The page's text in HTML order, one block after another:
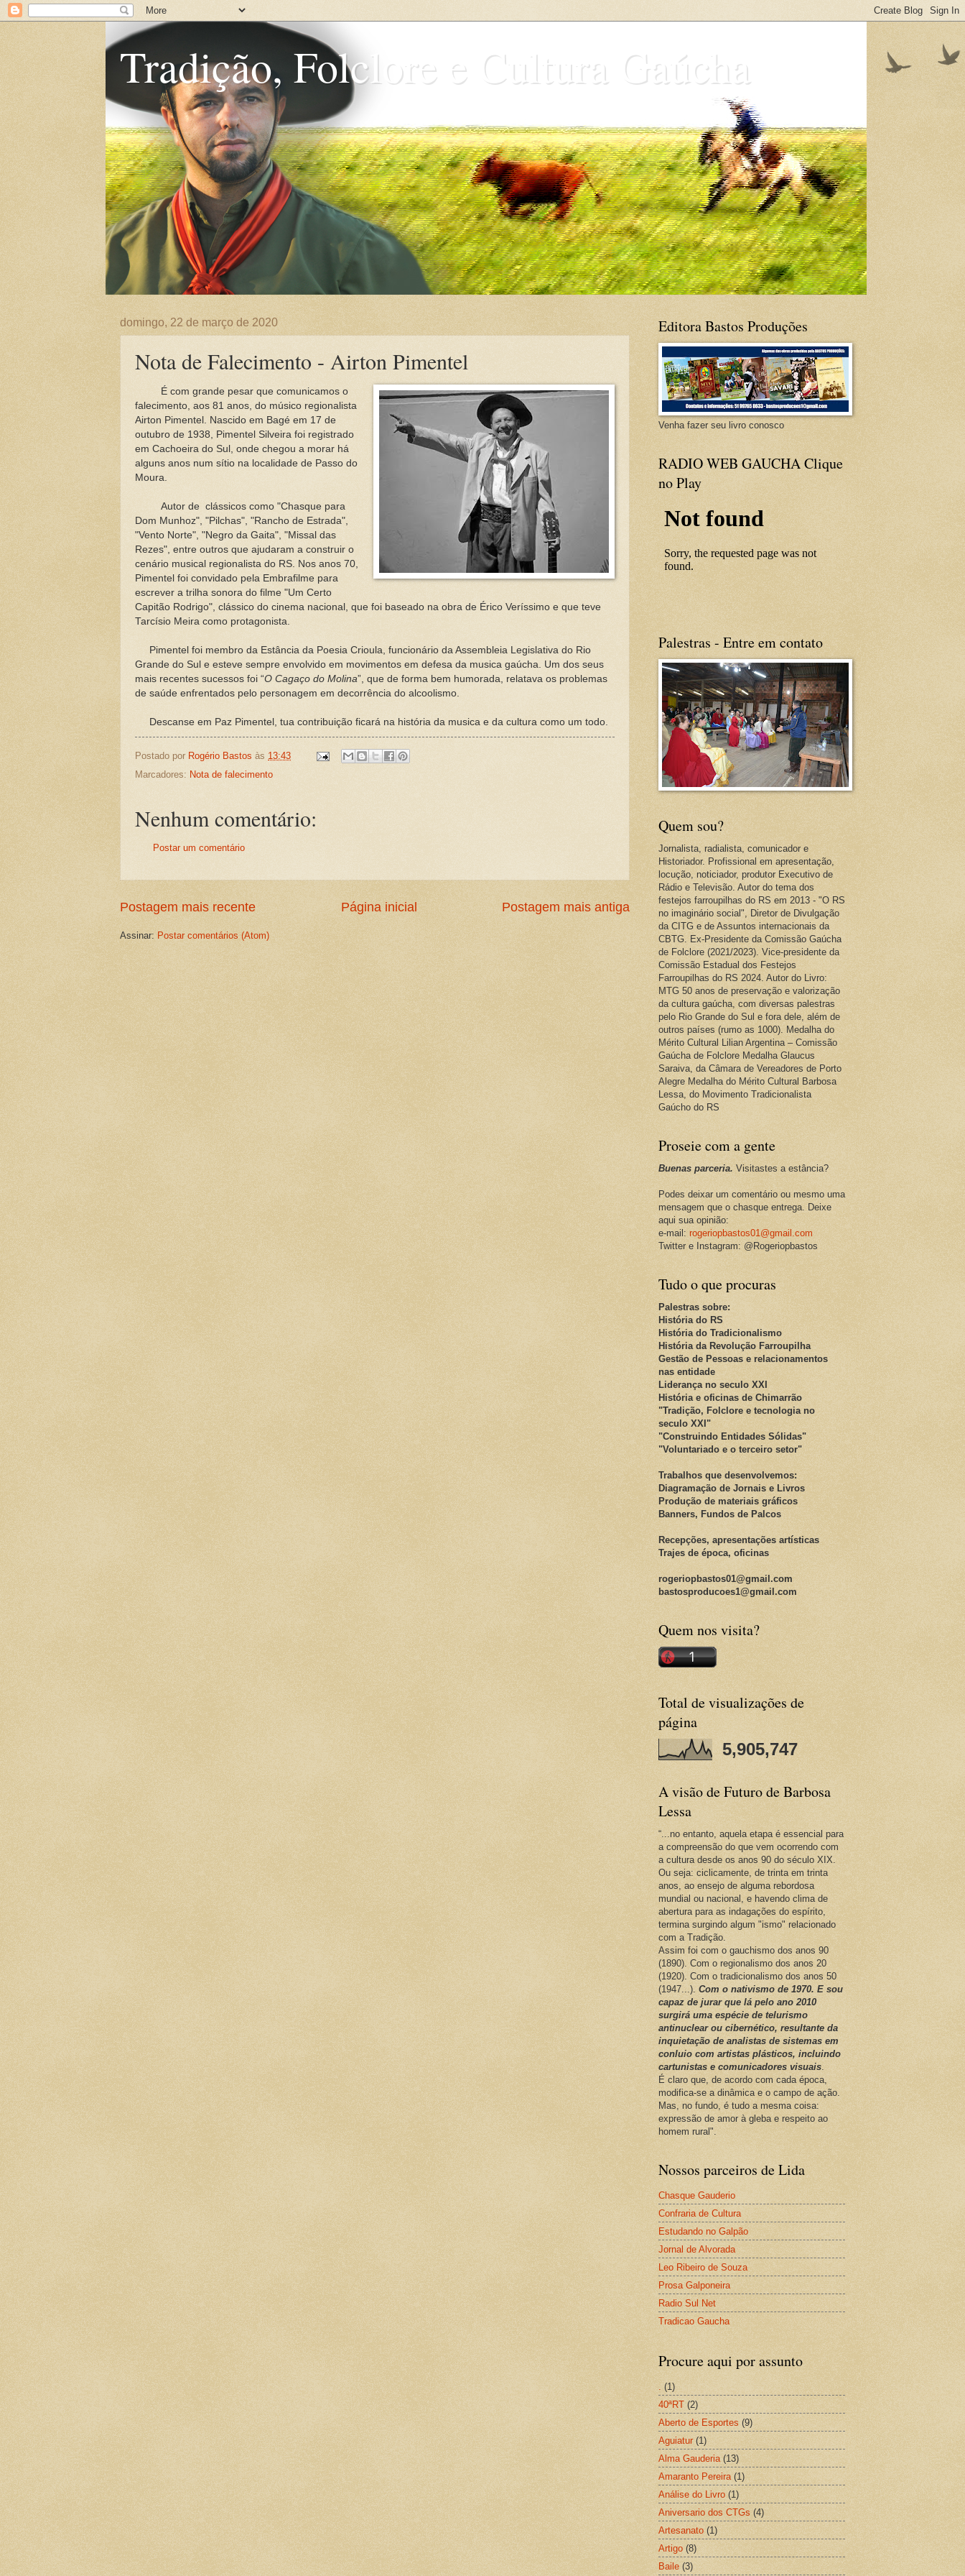
Tradição, Folclore e Cultura Gaúcha
domingo, 22 de março de 2020
Nota de Falecimento - Airton Pimentel
É com grande pesar que comunicamos o
falecimento, aos 81 anos, do músico regionalista
Airton Pimentel. Nascido em Bagé em 17 de
outubro de 1938, Pimentel Silveira foi registrado
em Cachoeira do Sul, onde chegou a morar há
alguns anos num sítio na localidade de Passo do
Moura.
Autor de clássicos como "Chasque para
Dom Munhoz", "Pilchas", "Rancho de Estrada",
"Vento Norte", "Negro da Gaita", "Missal das
Rezes", entre outros que ajudaram a construir o
cenário musical regionalista do RS. Nos anos 70,
Pimentel foi convidado pela Embrafilme para
escrever a trilha sonora do filme "Um Certo
Capitão Rodrigo", clássico do cinema nacional, que foi baseado na obra de Érico Veríssimo e que teve
Tarcísio Meira como protagonista.
Pimentel foi membro da Estância da Poesia Crioula, funcionário da Assembleia Legislativa do Rio
Grande do Sul e esteve sempre envolvido em movimentos em defesa da musica gaúcha. Um dos seus
mais recentes sucessos foi “O Cagaço do Molina”, que de forma bem humorada, relatava os problemas
de saúde enfrentados pelo personagem em decorrência do alcoolismo.
Descanse em Paz Pimentel, tua contribuição ficará na história da musica e da cultura como um todo.
Postado por Rogério Bastos às 13:43
Marcadores: Nota de falecimento
Nenhum comentário:
Postar um comentário
Postagem mais recente Postagem mais antiga
Página inicial
Assinar: Postar comentários (Atom)
Editora Bastos Produções
Venha fazer seu livro conosco
RADIO WEB GAUCHA Clique
no Play
Palestras - Entre em contato
Quem sou?
Jornalista, radialista, comunicador e
Historiador. Profissional em apresentação,
locução, noticiador, produtor Executivo de
Rádio e Televisão. Autor do tema dos
festejos farroupilhas do RS em 2013 - "O RS
no imaginário social", Diretor de Divulgação
da CITG e de Assuntos internacionais da
CBTG. Ex-Presidente da Comissão Gaúcha
de Folclore (2021/2023). Vice-presidente da
Comissão Estadual dos Festejos
Farroupilhas do RS 2024. Autor do Livro:
MTG 50 anos de preservação e valorização
da cultura gaúcha, com diversas palestras
pelo Rio Grande do Sul e fora dele, além de
outros países (rumo as 1000). Medalha do
Mérito Cultural Lilian Argentina – Comissão
Gaúcha de Folclore Medalha Glaucus
Saraiva, da Câmara de Vereadores de Porto
Alegre Medalha do Mérito Cultural Barbosa
Lessa, do Movimento Tradicionalista
Gaúcho do RS
Proseie com a gente
Buenas parceria. Visitastes a estância?
Podes deixar um comentário ou mesmo uma
mensagem que o chasque entrega. Deixe
aqui sua opinião:
e-mail: rogeriopbastos01@gmail.com
Twitter e Instagram: @Rogeriopbastos
Tudo o que procuras
Palestras sobre:
História do RS
História do Tradicionalismo
História da Revolução Farroupilha
Gestão de Pessoas e relacionamentos
nas entidade
Liderança no seculo XXI
História e oficinas de Chimarrão
"Tradição, Folclore e tecnologia no
seculo XXI"
"Construindo Entidades Sólidas"
"Voluntariado e o terceiro setor"
Trabalhos que desenvolvemos:
Diagramação de Jornais e Livros
Produção de materiais gráficos
Banners, Fundos de Palcos
Recepções, apresentações artísticas
Trajes de época, oficinas
rogeriopbastos01@gmail.com
bastosproducoes1@gmail.com
Quem nos visita?
Total de visualizações de
página
5,905,747
A visão de Futuro de Barbosa
Lessa
“...no entanto, aquela etapa é essencial para
a compreensão do que vem ocorrendo com
a cultura desde os anos 90 do século XIX.
Ou seja: ciclicamente, de trinta em trinta
anos, ao ensejo de alguma rebordosa
mundial ou nacional, e havendo clima de
abertura para as indagações do espírito,
termina surgindo algum "ismo" relacionado
com a Tradição.
Assim foi com o gauchismo dos anos 90
(1890). Com o regionalismo dos anos 20
(1920). Com o tradicionalismo dos anos 50
(1947...). Com o nativismo de 1970. E sou
capaz de jurar que lá pelo ano 2010
surgirá uma espécie de telurismo
antinuclear ou cibernético, resultante da
inquietação de analistas de sistemas em
conluio com artistas plásticos, incluindo
cartunistas e comunicadores visuais.
É claro que, de acordo com cada época,
modifica-se a dinâmica e o campo de ação.
Mas, no fundo, é tudo a mesma coisa:
expressão de amor à gleba e respeito ao
homem rural".
Nossos parceiros de Lida
Chasque Gauderio
Confraria de Cultura
Estudando no Galpão
Jornal de Alvorada
Leo Ribeiro de Souza
Prosa Galponeira
Radio Sul Net
Tradicao Gaucha
Procure aqui por assunto
(1)
40ªRT (2)
Aberto de Esportes (9)
Aguiatur (1)
Alma Gauderia (13)
Amaranto Pereira (1)
Análise do Livro (1)
Aniversario dos CTGs (4)
Artesanato (1)
Artigo (8)
Baile (3)